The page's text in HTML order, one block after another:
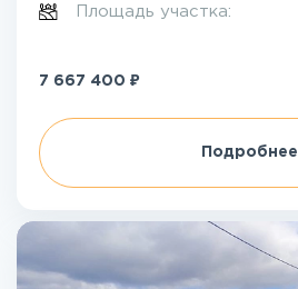
Площадь участка:
7 667 400 ₽
Подробнее